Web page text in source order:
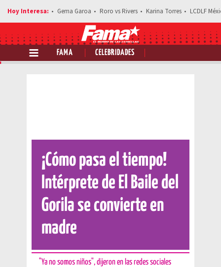
Gema Garoa Roro vs Rivers Karina Torres LCDLF
FAMA CELEBRIDADES
Comparte esta noticia
¡Cómo pasa el tiempo!
Intérprete de El Baile del
Gorila se convierte en
madre
"Ya no somos niños", dijeron en las redes sociales